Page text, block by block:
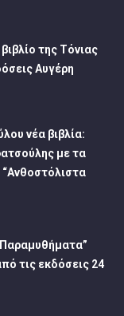
της Τόνιας
Αυγέρη
νέα βιβλία:
με τα
“Ανθοστόλιστα
τις εκδόσεις 24